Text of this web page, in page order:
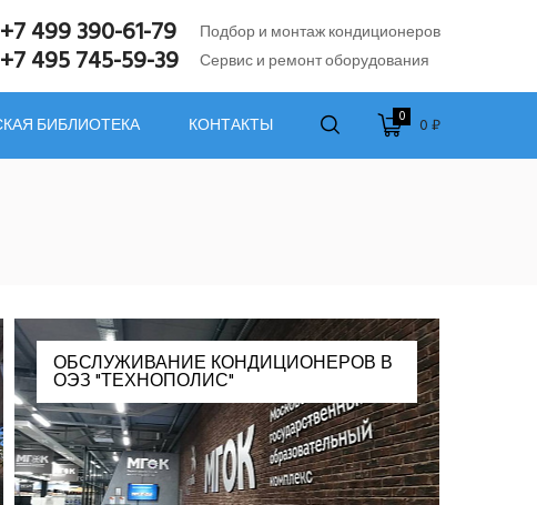
+7 499 390-61-79 Подбор и монтаж кондиционеров
+7 495 745-59-39 Сервис и ремонт оборудования
БИБЛИОТЕКА КОНТАКТЫ 0 0 ₽
ОБСЛУЖИВАНИЕ КОНДИЦИОНЕРОВ В
ОЭЗ "ТЕХНОПОЛИС"